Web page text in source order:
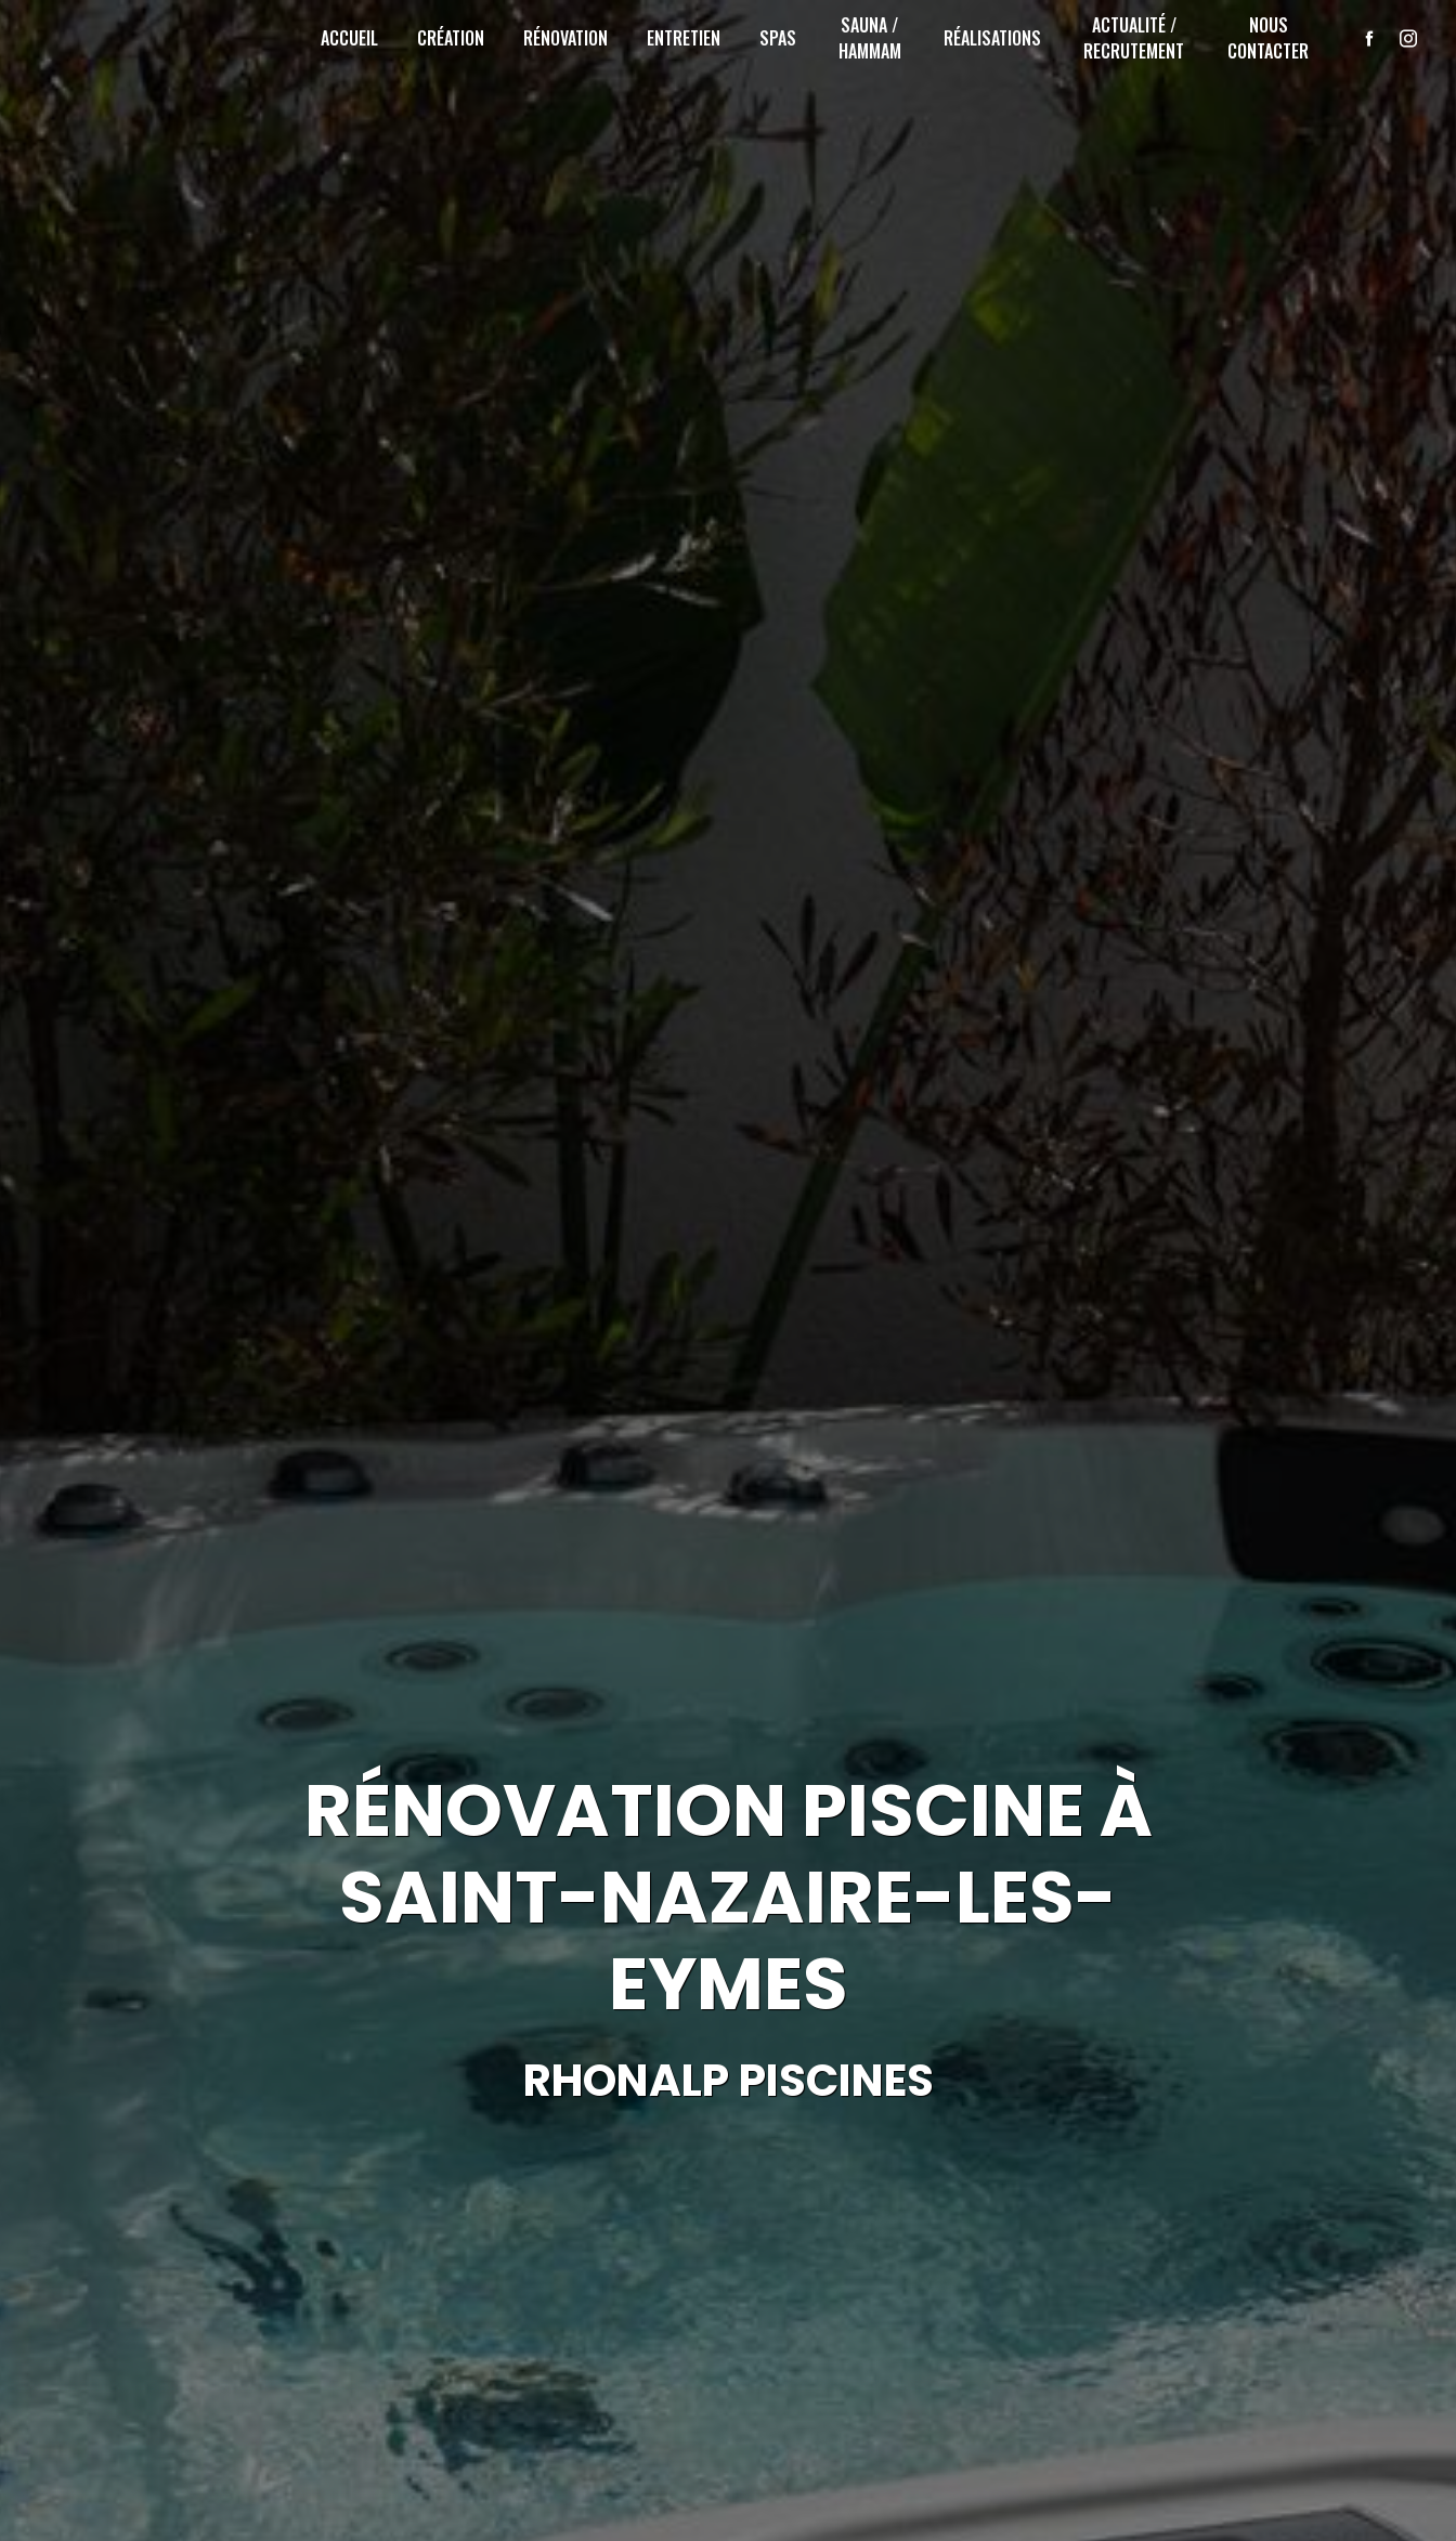
ACCUEIL CRÉATION RÉNOVATION ENTRETIEN SPAS
SAUNA /
HAMMAM
RÉALISATIONS
ACTUALITÉ /
RECRUTEMENT
NOUS
CONTACTER
RÉNOVATION PISCINE À
SAINT-NAZAIRE-LES-
EYMES
RHONALP PISCINES
Panneau de gestion des cookies